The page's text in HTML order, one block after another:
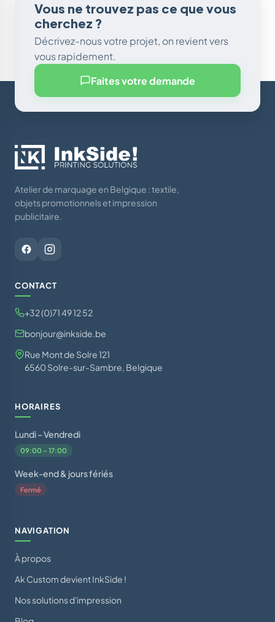
Vous ne trouvez pas ce que vous
cherchez ?
Décrivez-nous votre projet, on revient vers
vous rapidement.
Faites votre demande
Atelier de marquage en Belgique : textile,
objets promotionnels et impression
publicitaire.
CONTACT
+32 (0)71 49 12 52
bonjour@inkside.be
Rue Mont de Solre 121
6560 Solre-sur-Sambre, Belgique
HORAIRES
Lundi – Vendredi
09:00 – 17:00
Week-end & jours fériés
Fermé
NAVIGATION
À propos
Ak Custom devient InkSide !
Nos solutions d'impression